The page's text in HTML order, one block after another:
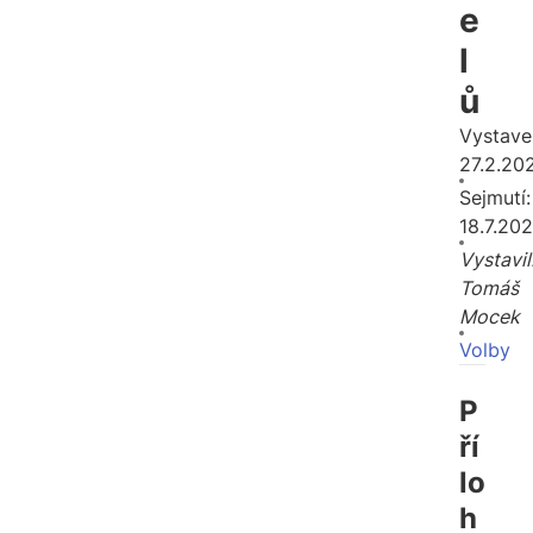
e
l
ů
Sejmutí:
Tomáš
Mocek
Volby
P
ří
lo
h